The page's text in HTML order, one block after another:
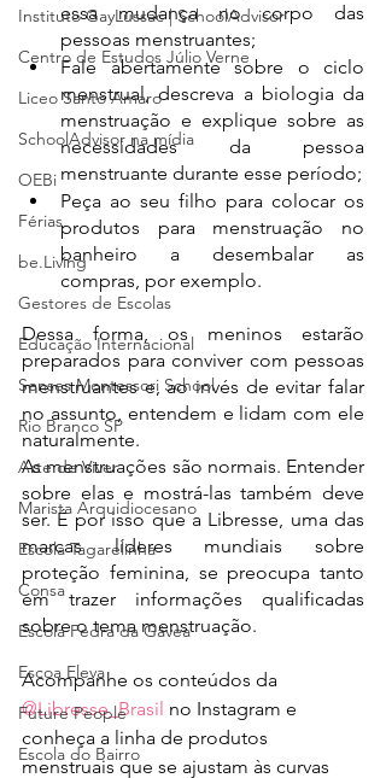
Instituto GayLussac | SchoolAdvisor
Centro de Estudos Júlio Verne
Liceo Santo Amaro
SchoolAdvisor na mídia
OEBi
Férias
be.Living
Gestores de Escolas
Educação Internacional
Senses Montessori School
Rio Branco SP
Arte de Viver
Marista Arquidiocesano
Escola Tagarelinha
Consa
Escola Pedra da Gávea
Escoa Eleva
Future People
Escola do Bairro
essa mudança no corpo das
pessoas menstruantes;
Fale abertamente sobre o ciclo
menstrual, descreva a biologia da
menstruação e explique sobre as
necessidades da pessoa
menstruante durante esse período;
Peça ao seu filho para colocar os
produtos para menstruação no
banheiro a desembalar as
compras, por exemplo.
Dessa forma, os meninos estarão
preparados para conviver com pessoas
menstruantes e, ao invés de evitar falar
no assunto, entendem e lidam com ele
naturalmente.
As menstruações são normais. Entender
sobre elas e mostrá-las também deve
ser. É por isso que a Libresse, uma das
marcas líderes mundiais sobre
proteção feminina, se preocupa tanto
em trazer informações qualificadas
sobre o tema menstruação.
Acompanhe os conteúdos da
@Libresse_Brasil no Instagram e
conheça a linha de produtos
menstruais que se ajustam às curvas